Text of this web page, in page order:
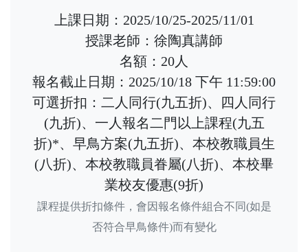
上課日期：2025/10/25-2025/11/01
授課老師：徐陶真講師
名額：20人
報名截止日期：2025/10/18 下午 11:59:00
可選折扣：二人同行(九五折)、四人同行
(九折)、一人報名二門以上課程(九五
折)*、早鳥方案(九五折)、本校教職員生
(八折)、本校教職員眷屬(八折)、本校畢
業校友優惠(9折)
課程提供折扣條件，會因報名條件組合不同(如是
否符合早鳥條件)而有變化